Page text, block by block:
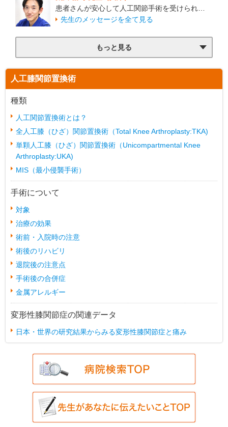
患者さんが安心して人工関節手術を受けられ…
先生のメッセージを全て見る
もっと見る
人工膝関節置換術
種類
人工関節置換術とは？
全人工膝（ひざ）関節置換術（Total Knee Arthroplasty:TKA)
単顆人工膝（ひざ）関節置換術（Unicompartmental Knee
Arthroplasty:UKA)
MIS（最小侵襲手術）
手術について
対象
治療の効果
術前・入院時の注意
術後のリハビリ
退院後の注意点
手術後の合併症
金属アレルギー
変形性膝関節症の関連データ
日本・世界の研究結果からみる変形性膝関節症と痛み